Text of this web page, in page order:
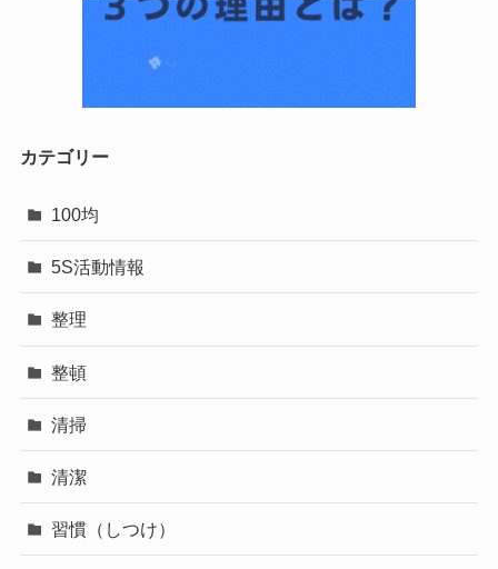
カテゴリー
100均
5S活動情報
整理
整頓
清掃
清潔
習慣（しつけ）